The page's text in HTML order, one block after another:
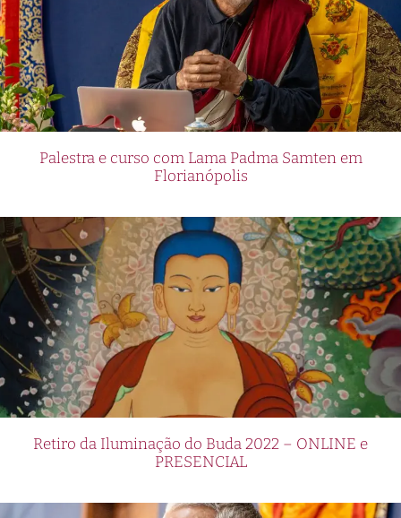
Palestra e curso com Lama Padma Samten em
Florianópolis
Retiro da Iluminação do Buda 2022 – ONLINE e
PRESENCIAL